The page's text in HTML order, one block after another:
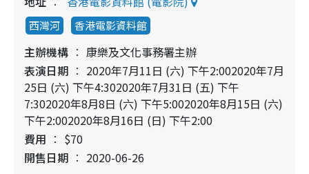
西灣河 香港電影資料館
主辦機構
康樂及文化事務署主辦
表演日期
2020年7月11日 (六) 下午2:002020年7月
25日 (六) 下午4:302020年7月31日 (五) 下午
7:302020年8月8日 (六) 下午5:002020年8月15日 (六)
下午2:002020年8月16日 (日) 下午2:00
費用
$70
開售日期
2020-06-26